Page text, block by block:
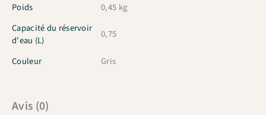
Poids
0,45 kg
Capacité du réservoir
d'eau (L)
0,75
Couleur Gris
Avis (0)